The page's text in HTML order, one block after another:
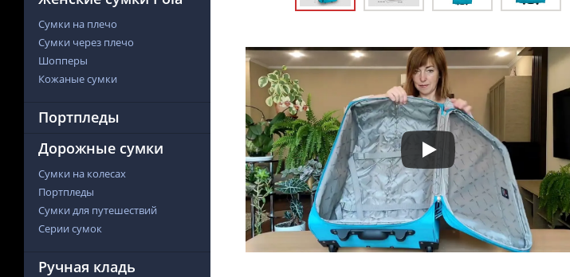
Сумки на плечо
Сумки через плечо
Шопперы
Кожаные сумки
Портпледы
Дорожные сумки
Сумки на колесах
Портпледы
Сумки для путешествий
Серии сумок
Ручная кладь